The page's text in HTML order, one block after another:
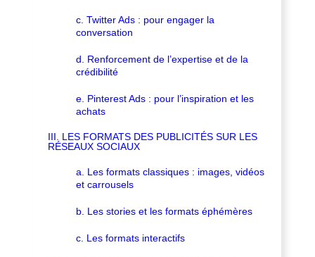
c. Twitter Ads : pour engager la
conversation
d. Renforcement de l’expertise et de la
crédibilité
e. Pinterest Ads : pour l’inspiration et les
achats
III. LES FORMATS DES PUBLICITÉS SUR LES
RÉSEAUX SOCIAUX
a. Les formats classiques : images, vidéos
et carrousels
b. Les stories et les formats éphémères
c. Les formats interactifs